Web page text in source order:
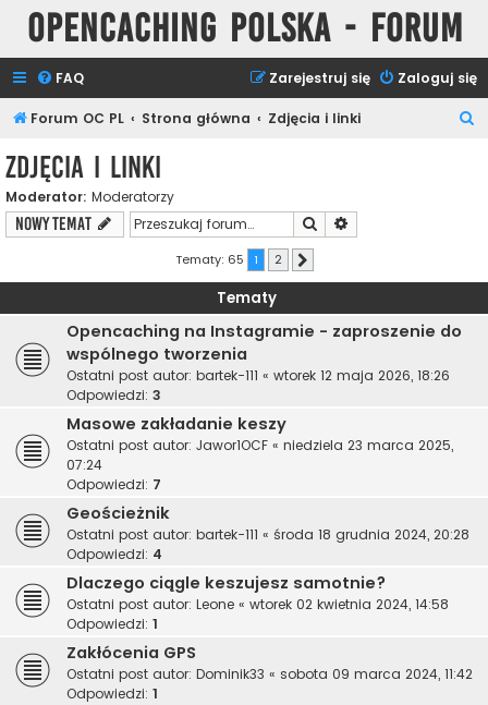
Opencaching Polska - Forum
FAQ Zaloguj się
Zarejestruj się
Forum OC PL Strona główna Zdjęcia i linki
Zdjęcia i linki
Moderator: Moderatorzy
NOWY TEMAT Szukaj
Tematy: 65 1 2
Tematy
Opencaching na Instagramie - zaproszenie do
wspólnego tworzenia
Ostatni post autor: bartek-111 « wtorek 12 maja 2026, 18:26
Odpowiedzi: 3
Masowe zakładanie keszy
Ostatni post autor: Jawor1OCF « niedziela 23 marca 2025,
07:24
Odpowiedzi: 7
Geościeżnik
Ostatni post autor: bartek-111 « środa 18 grudnia 2024, 20:28
Odpowiedzi: 4
Dlaczego ciągle keszujesz samotnie?
Ostatni post autor: Leone « wtorek 02 kwietnia 2024, 14:58
Odpowiedzi: 1
Zakłócenia GPS
Ostatni post autor: Dominik33 « sobota 09 marca 2024, 11:42
Odpowiedzi: 1